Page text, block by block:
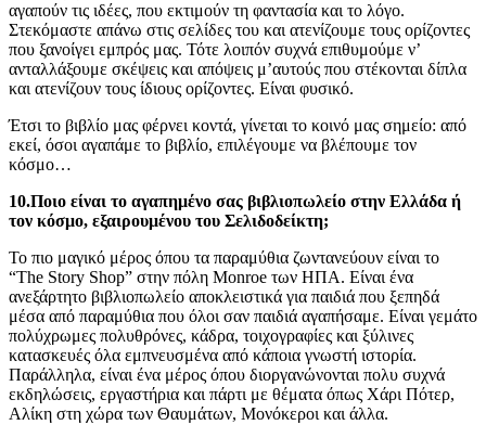
αγαπούν τις ιδέες, που εκτιμούν τη φαντασία και το λόγο.
Στεκόμαστε απάνω στις σελίδες του και ατενίζουμε τους ορίζοντες
που ξανοίγει εμπρός μας. Τότε λοιπόν συχνά επιθυμούμε ν’
ανταλλάξουμε σκέψεις και απόψεις μ’αυτούς που στέκονται δίπλα
και ατενίζουν τους ίδιους ορίζοντες. Είναι φυσικό.
Έτσι το βιβλίο μας φέρνει κοντά, γίνεται το κοινό μας σημείο: από
εκεί, όσοι αγαπάμε το βιβλίο, επιλέγουμε να βλέπουμε τον
κόσμο…
10.Ποιο είναι το αγαπημένο σας βιβλιοπωλείο στην Ελλάδα ή
τον κόσμο, εξαιρουμένου του Σελιδοδείκτη;
Το πιο μαγικό μέρος όπου τα παραμύθια ζωντανεύουν είναι το
“The Story Shop” στην πόλη Monroe των ΗΠΑ. Είναι ένα
ανεξάρτητο βιβλιοπωλείο αποκλειστικά για παιδιά που ξεπηδά
μέσα από παραμύθια που όλοι σαν παιδιά αγαπήσαμε. Είναι γεμάτο
πολύχρωμες πολυθρόνες, κάδρα, τοιχογραφίες και ξύλινες
κατασκευές όλα εμπνευσμένα από κάποια γνωστή ιστορία.
Παράλληλα, είναι ένα μέρος όπου διοργανώνονται πολυ συχνά
εκδηλώσεις, εργαστήρια και πάρτι με θέματα όπως Χάρι Πότερ,
Αλίκη στη χώρα των Θαυμάτων, Μονόκεροι και άλλα.